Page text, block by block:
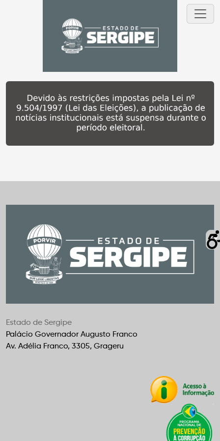
Estado de Sergipe
Palácio Governador Augusto Franco
Av. Adélia Franco, 3305, Grageru